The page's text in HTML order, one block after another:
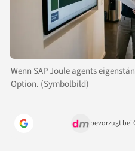
Wenn SAP Joule agents
Option. (Symbolbild)
bevorzugt bei